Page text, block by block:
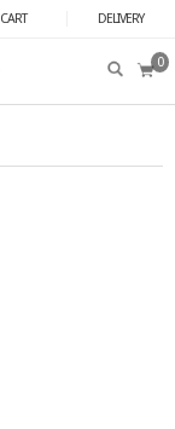
CART DELIVERY
0